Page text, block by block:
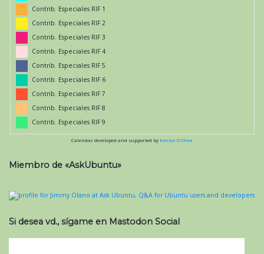
Contrib. Especiales RIF 1
Contrib. Especiales RIF 2
Contrib. Especiales RIF 3
Contrib. Especiales RIF 4
Contrib. Especiales RIF 5
Contrib. Especiales RIF 6
Contrib. Especiales RIF 7
Contrib. Especiales RIF 8
Contrib. Especiales RIF 9
Calendar developed and supported by Kieran O'Shea
Miembro de «AskUbuntu»
Si desea vd., sígame en Mastodon Social